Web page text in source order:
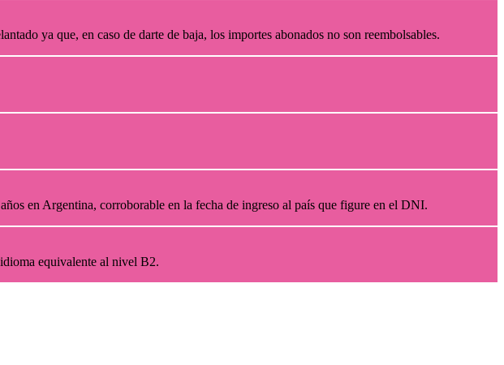
ya que, en caso de darte de baja, los importes abonados no son reembolsables.
en Argentina, corroborable en la fecha de ingreso al país que figure en el DNI.
equivalente al nivel B2.